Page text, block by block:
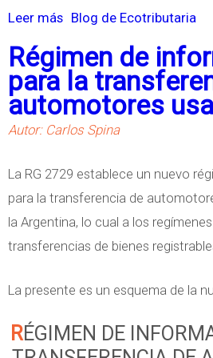
e
e
n
i
ó
n
s
r
e
s
n
e
I
m
p
u
s
t
o
Leer más
b
e
E
e
i
o
Blog de Ecotributaria
Régimen de
para la
automotores
Autor: Carlos Spina
La RG 2729 establece un nuevo
para la transferencia de
la Argentina, lo cual a los
transferencias de bienes
La presente es un esquema de la
RÉGIMEN DE INFORMACIÓN PARA LA